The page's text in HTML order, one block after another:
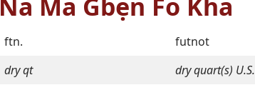
ftn.
futnot
dry qt
dry quart(s) U.S.